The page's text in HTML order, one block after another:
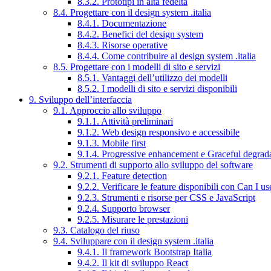
8.4. Progettare con il design system .italia
8.4.1. Documentazione
8.4.2. Benefici del design system
8.4.3. Risorse operative
8.4.4. Come contribuire al design system .italia
8.5. Progettare con i modelli di sito e servizi
8.5.1. Vantaggi dell’utilizzo dei modelli
8.5.2. I modelli di sito e servizi disponibili
9. Sviluppo dell’interfaccia
9.1. Approccio allo sviluppo
9.1.1. Attività preliminari
9.1.2. Web design responsivo e accessibile
9.1.3. Mobile first
9.1.4. Progressive enhancement e Graceful
9.2. Strumenti di supporto allo sviluppo del software
9.2.1. Feature detection
9.2.2. Verificare le feature disponibili con Can I
9.2.3. Strumenti e risorse per CSS e JavaScript
9.2.4. Supporto browser
9.2.5. Misurare le prestazioni
9.3. Catalogo del riuso
9.4. Sviluppare con il design system .italia
9.4.1. Il framework Bootstrap Italia
9.4.2. Il kit di sviluppo React